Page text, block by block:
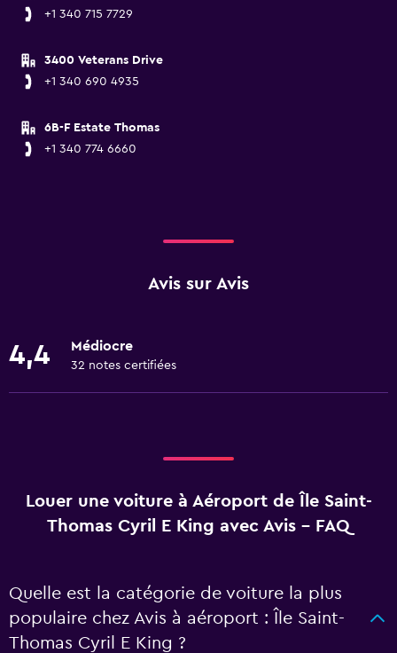
+1 340 715 7729
3400 Veterans Drive
+1 340 690 4935
6B-F Estate Thomas
+1 340 774 6660
Avis sur Avis
4,4 Médiocre
32 notes certifiées
Louer une voiture à Aéroport de Île Saint-
Thomas Cyril E King avec Avis - FAQ
Quelle est la catégorie de voiture la plus
populaire chez Avis à aéroport : Île Saint-
Thomas Cyril E King ?